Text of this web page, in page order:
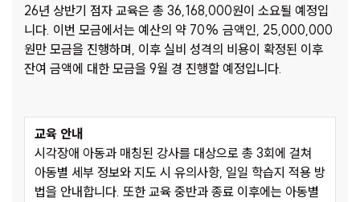
26년 상반기 점자 교육은 총 36,168,000원이 소요될 예정입
니다. 이번 모금에서는 예산의 약 70% 금액인, 25,000,000
원만 모금을 진행하며, 이후 실비 성격의 비용이 확정된 이후
잔여 금액에 대한 모금을 9월 경 진행할 예정입니다.
교육 안내
시각장애 아동과 매칭된 강사를 대상으로 총 3회에 걸쳐
아동별 세부 정보와 지도 시 유의사항, 일일 학습지 적용 방
법을 안내합니다. 또한 교육 중반과 종료 이후에는 아동별